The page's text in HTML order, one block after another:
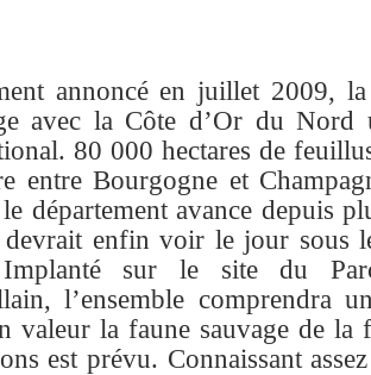
annoncé en juillet 2009,
avec la Côte d’Or du Nord
80 000 hectares de
entre Bourgogne et
département avance depuis
enfin voir le jour sous
Implanté sur le site du
l’ensemble comprendra
valeur la faune sauvage de la
est prévu. Connaissant